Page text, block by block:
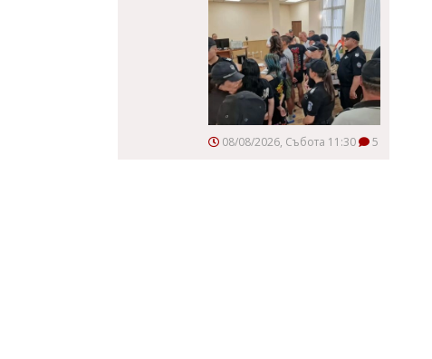
08/08/2026, Събота 11:30 5